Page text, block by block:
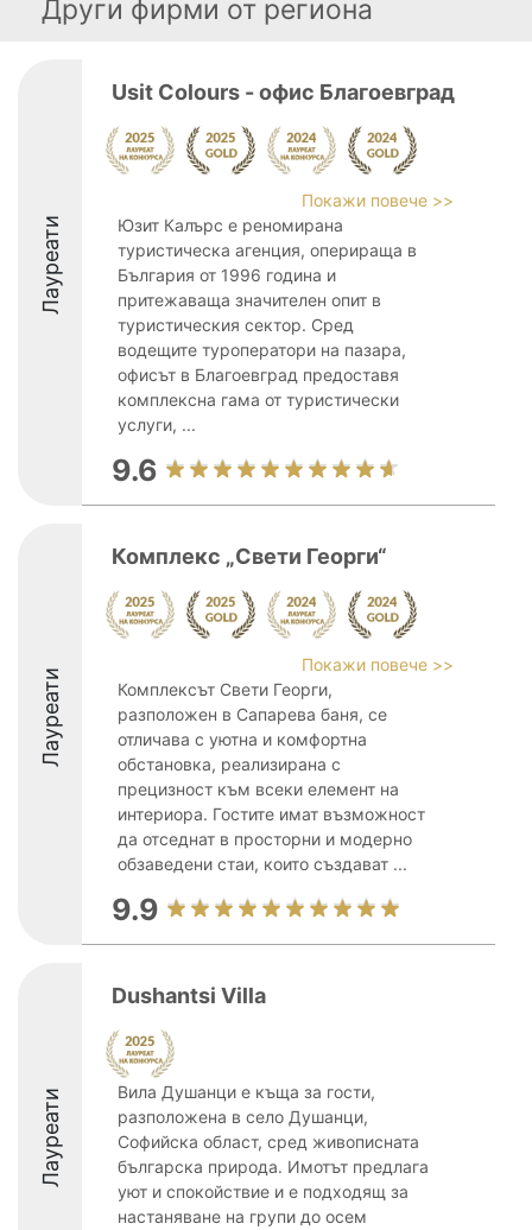
Други фирми от региона
Лауреати
Usit Colours - офис Благоевград
Покажи повече >>
Юзит Калърс е реномирана
туристическа агенция, оперираща в
България от 1996 година и
притежаваща значителен опит в
туристическия сектор. Сред
водещите туроператори на пазара,
офисът в Благоевград предоставя
комплексна гама от туристически
услуги, ...
9.6
Лауреати
Комплекс „Свети Георги“
Покажи повече >>
Комплексът Свети Георги,
разположен в Сапарева баня, се
отличава с уютна и комфортна
обстановка, реализирана с
прецизност към всеки елемент на
интериора. Гостите имат възможност
да отседнат в просторни и модерно
обзаведени стаи, които създават ...
9.9
Лауреати
Dushantsi Villa
Вила Душанци е къща за гости,
разположена в село Душанци,
Софийска област, сред живописната
българска природа. Имотът предлага
уют и спокойствие и е подходящ за
настаняване на групи до осем